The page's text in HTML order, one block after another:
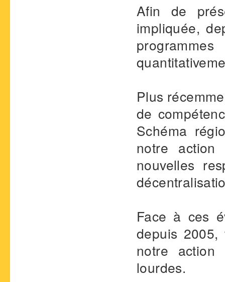
Afin de
impliquée,
Plus
de
Schéma
notre action
nouvelles
Face à ces
depuis
notre action
lourdes.